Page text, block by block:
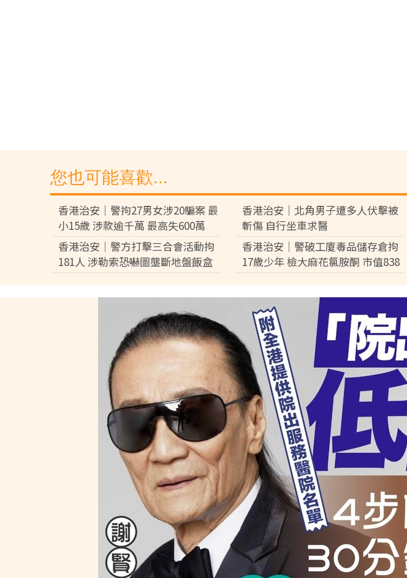
您也可能喜歡...
香港治安｜警拘27男女涉20騙案 最
小15歲 涉款逾千萬 最高失600萬
香港治安｜北角男子遭多人伏擊被
斬傷 自行坐車求醫
香港治安｜警方打擊三合會活動拘
181人 涉勒索恐嚇圖壟斷地盤飯盒
市場
香港治安｜警破工廈毒品儲存倉拘
17歲少年 檢大麻花氯胺酮 市值838
萬元